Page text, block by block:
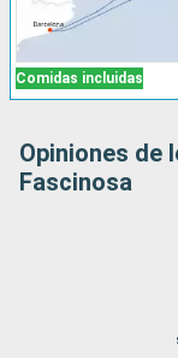
Comidas incluidas
Opiniones de
Fascinosa